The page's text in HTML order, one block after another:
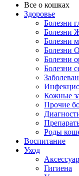
Все о кошках
Здоровье
Болезни
Болезни
Болезни
Болезни
Болезни
Болезни
Кожные
Прочие
Роды
Воспитание
Уход
Гигиена